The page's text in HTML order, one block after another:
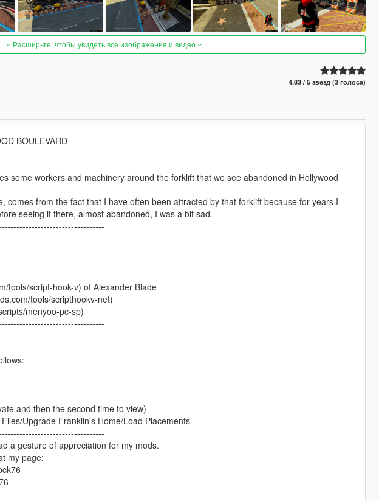
Расширьте, чтобы увидеть все изображения и видео
4.83 / 5 звёзд (3 голоса)
BOULEVARD
some workers and machinery around the forklift that we see abandoned in Hollywood
comes from the fact that I have often been attracted by that forklift because for years I
seeing it there, almost abandoned, I was a bit sad.
tools/script-hook-v) of Alexander Blade
tools/scripthookv-net)
menyoo-pc-sp)
and then the second time to view)
Upgrade Franklin's Home/Load Placements
a gesture of appreciation for my mods.
my page: